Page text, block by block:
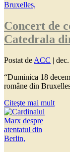
Concert de
Catedrala
Postat de ACC |
“Duminica 18
române din
Citeşte mai mult